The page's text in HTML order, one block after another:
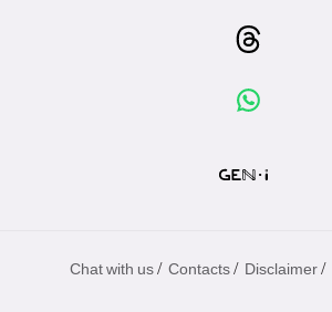
Chat with us / Contacts / Disclaimer /